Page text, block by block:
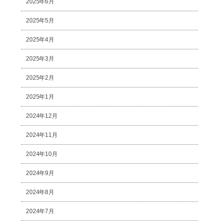
2025年6月
2025年5月
2025年4月
2025年3月
2025年2月
2025年1月
2024年12月
2024年11月
2024年10月
2024年9月
2024年8月
2024年7月